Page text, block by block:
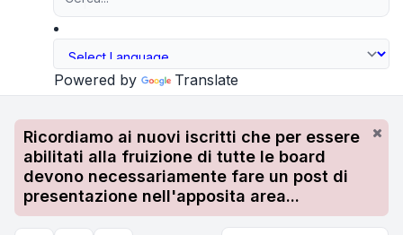
Powered by Translate
Ricordiamo ai nuovi iscritti che per essere
abilitati alla fruizione di tutte le board
devono necessariamente fare un post di
presentazione nell'apposita area...